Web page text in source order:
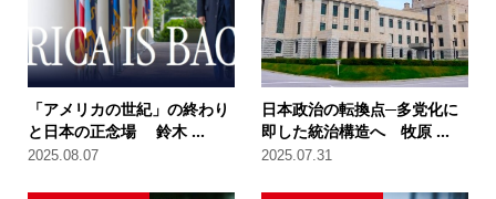
「アメリカの世紀」の終わり
と日本の正念場 鈴木 ...
2025.08.07
日本政治の転換点─多党化に
即した統治構造へ 牧原 ...
2025.07.31